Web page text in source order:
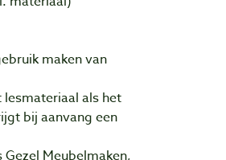
maken van
lesmateriaal als het
bij aanvang een